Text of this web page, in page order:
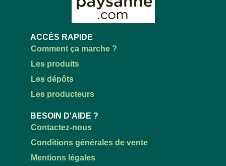
ACCÈS RAPIDE
Comment ça marche ?
Les produits
Les dépôts
Les producteurs
BESOIN D'AIDE ?
Contactez-nous
Conditions générales de vente
Mentions légales